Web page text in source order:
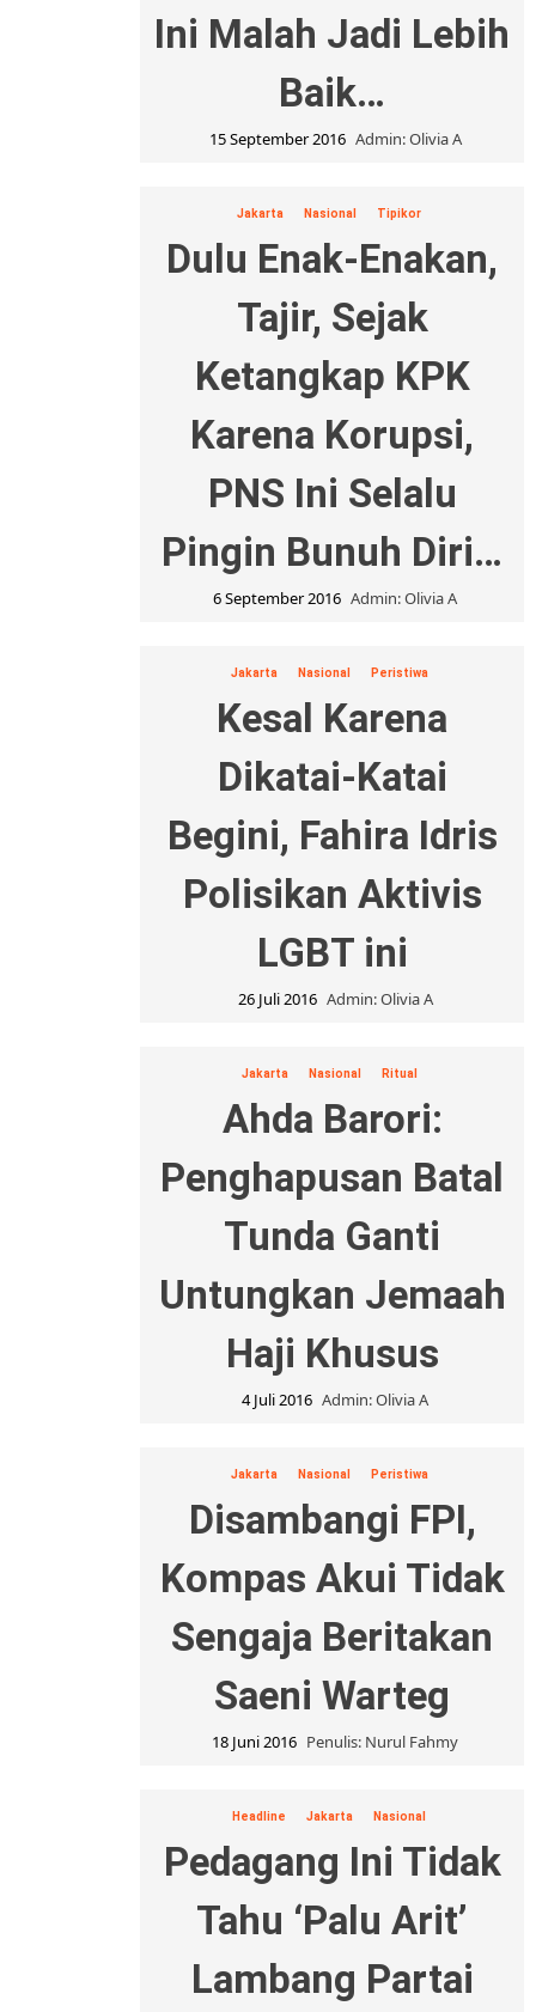
Ini Malah Jadi Lebih
Baik…
15 September 2016 Admin: Olivia A
Jakarta Nasional Tipikor
Dulu Enak-Enakan,
Tajir, Sejak
Ketangkap KPK
Karena Korupsi,
PNS Ini Selalu
Pingin Bunuh Diri…
6 September 2016 Admin: Olivia A
Jakarta Nasional Peristiwa
Kesal Karena
Dikatai-Katai
Begini, Fahira Idris
Polisikan Aktivis
LGBT ini
26 Juli 2016 Admin: Olivia A
Jakarta Nasional Ritual
Ahda Barori:
Penghapusan Batal
Tunda Ganti
Untungkan Jemaah
Haji Khusus
4 Juli 2016 Admin: Olivia A
Jakarta Nasional Peristiwa
Disambangi FPI,
Kompas Akui Tidak
Sengaja Beritakan
Saeni Warteg
18 Juni 2016 Penulis: Nurul Fahmy
Headline Jakarta Nasional
Pedagang Ini Tidak
Tahu ‘Palu Arit’
Lambang Partai